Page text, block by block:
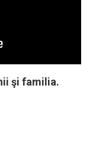
şi familia.